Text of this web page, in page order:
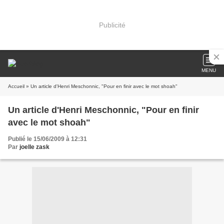
Publicité
MENU
Accueil » Un article d'Henri Meschonnic, "Pour en finir avec le mot shoah"
Un article d'Henri Meschonnic, "Pour en finir
avec le mot shoah"
Publié le 15/06/2009 à 12:31
Par joelle zask